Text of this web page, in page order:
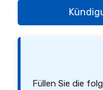
Füllen Sie die